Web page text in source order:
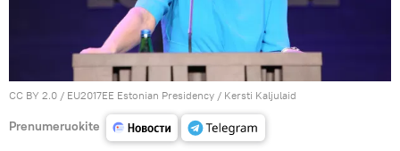
CC BY 2.0 / EU2017EE Estonian Presidency / Kersti Kaljulaid
Prenumeruokite